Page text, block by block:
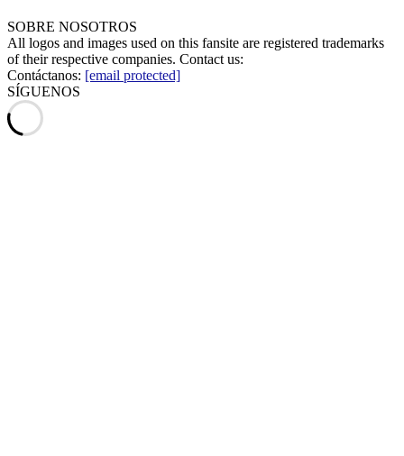
SOBRE NOSOTROS
All logos and images used on this fansite are registered trademarks
of their respective companies. Contact us:
Contáctanos: [email protected]
SÍGUENOS